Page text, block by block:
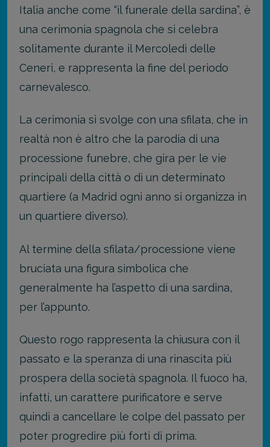
Italia anche come “il funerale della sardina”, è
una cerimonia spagnola che si celebra
solitamente durante il Mercoledì delle
Ceneri, e rappresenta la fine del periodo
carnevalesco.
La cerimonia si svolge con una sfilata, che in
realtà non è altro che la parodia di una
processione funebre, che gira per le vie
principali della città o di un determinato
quartiere (a Madrid ogni anno si organizza in
un quartiere diverso).
Al termine della sfilata/processione viene
bruciata una figura simbolica che
generalmente ha l’aspetto di una sardina,
per l’appunto.
Questo rogo rappresenta la chiusura con il
passato e la speranza di una rinascita più
prospera della società spagnola. Il fuoco ha,
infatti, un carattere purificatore e serve
quindi a cancellare le colpe del passato per
poter progredire più forti di prima.